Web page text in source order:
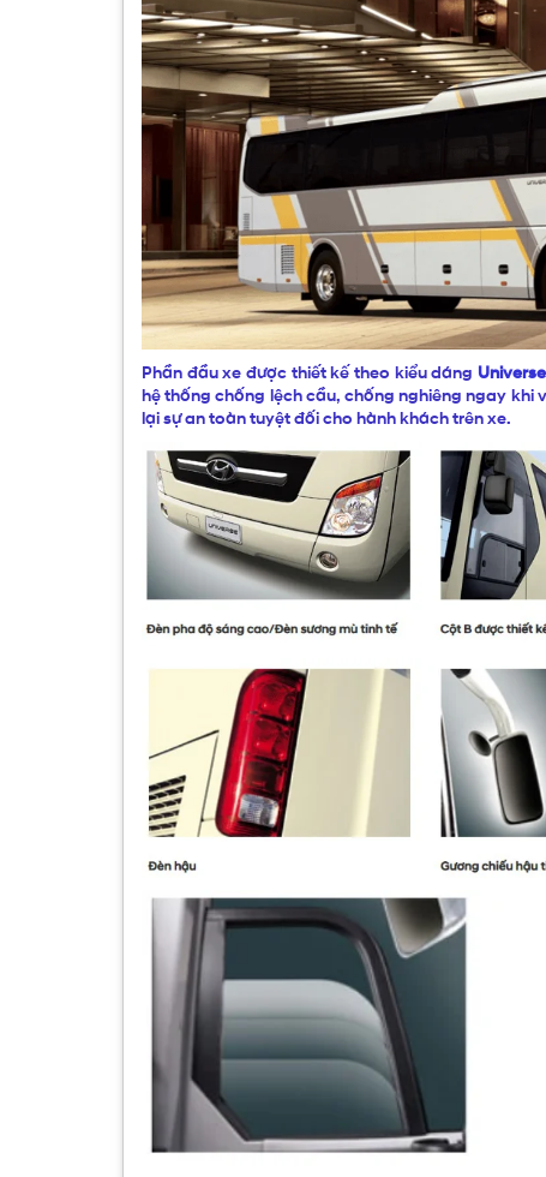
Phần đầu xe được thiết kế theo kiểu dáng Universe
hệ thống chống lệch cầu, chống nghiêng ngay
lại sự an toàn tuyệt đối cho hành khách trên xe.